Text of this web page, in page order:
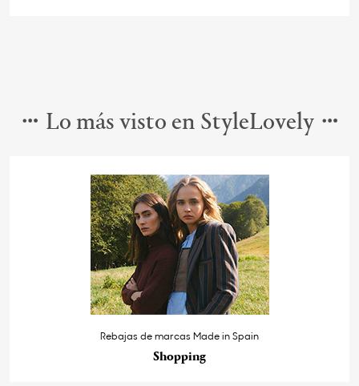
Lo más visto en StyleLovely
Rebajas de marcas Made in Spain
Shopping